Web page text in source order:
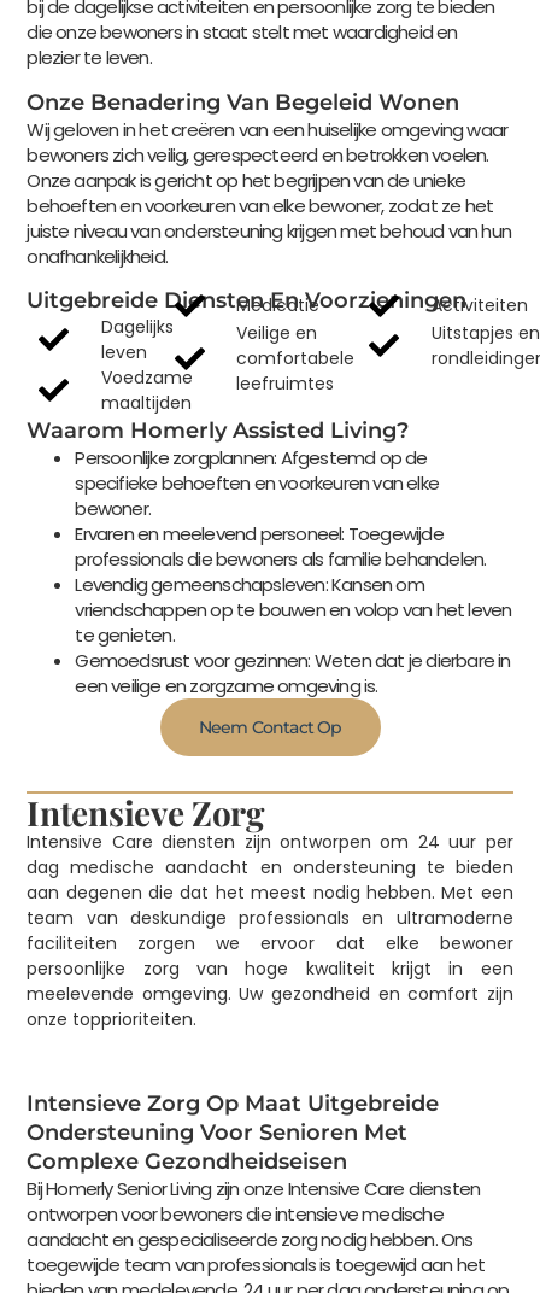
bij de dagelijkse activiteiten en persoonlijke zorg te bieden
die onze bewoners in staat stelt met waardigheid en
plezier te leven.
Onze Benadering Van Begeleid Wonen
Wij geloven in het creëren van een huiselijke omgeving waar
bewoners zich veilig, gerespecteerd en betrokken voelen.
Onze aanpak is gericht op het begrijpen van de unieke
behoeften en voorkeuren van elke bewoner, zodat ze het
juiste niveau van ondersteuning krijgen met behoud van hun
onafhankelijkheid.
Uitgebreide Diensten En Voorzieningen
Dagelijks
leven
Voedzame
maaltijden
Medicatie
Veilige en
comfortabele
leefruimtes
Activiteiten
Uitstapjes en
Waarom Homerly Assisted Living?
Persoonlijke zorgplannen: Afgestemd op de
specifieke behoeften en voorkeuren van elke
bewoner.
Ervaren en meelevend personeel: Toegewijde
professionals die bewoners als familie behandelen.
Levendig gemeenschapsleven: Kansen om
vriendschappen op te bouwen en volop van het leven
te genieten.
Gemoedsrust voor gezinnen: Weten dat je dierbare in
een veilige en zorgzame omgeving is.
Neem Contact Op
Intensieve Zorg
Intensive Care diensten zijn ontworpen om 24 uur per
dag medische aandacht en ondersteuning te bieden
aan degenen die dat het meest nodig hebben. Met een
team van deskundige professionals en ultramoderne
faciliteiten zorgen we ervoor dat elke bewoner
persoonlijke zorg van hoge kwaliteit krijgt in een
meelevende omgeving. Uw gezondheid en comfort zijn
onze topprioriteiten.
Intensieve Zorg Op Maat Uitgebreide
Ondersteuning Voor Senioren Met
Complexe Gezondheidseisen
Bij Homerly Senior Living zijn onze Intensive Care diensten
ontworpen voor bewoners die intensieve medische
aandacht en gespecialiseerde zorg nodig hebben. Ons
toegewijde team van professionals is toegewijd aan het